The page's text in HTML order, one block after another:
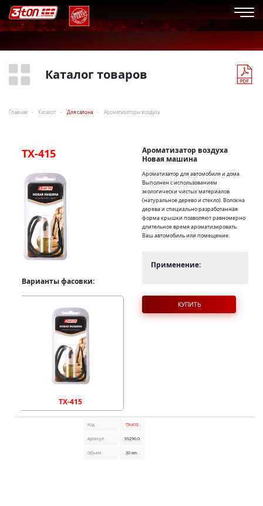
Каталог товаров
Главная Каталог Для салона Ароматизаторы воздуха
TX-415
Варианты фасовки:
TX-415
Ароматизатор воздуха
Новая машина
Ароматизатор для автомобиля и дома.
Выполнен с использованием
экологически чистых материалов
(натуральное дерево и стекло). Волокна
дерева и специально разработанная
форма крышки позволяют равномерно
длительное время ароматизировать
Ваш автомобиль или помещение.
Применение:
КУПИТЬ
Код TX-415
Артикул 55290.0
Объем 30 мл.